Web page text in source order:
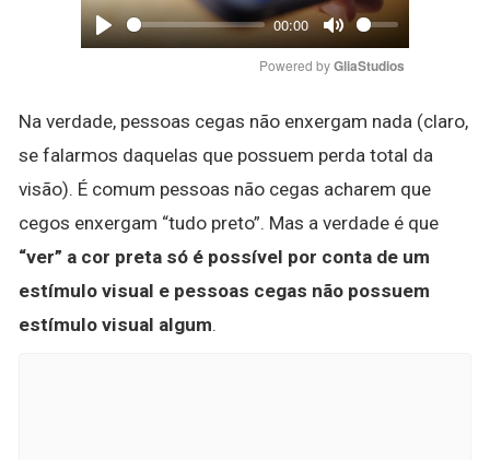
Play
00:00
Mute
Powered by GliaStudios
Na verdade, pessoas cegas não enxergam nada (claro,
se falarmos daquelas que possuem perda total da
visão). É comum pessoas não cegas acharem que
cegos enxergam “tudo preto”. Mas a verdade é que
“ver” a cor preta só é possível por conta de um
estímulo visual e pessoas cegas não possuem
estímulo visual algum.